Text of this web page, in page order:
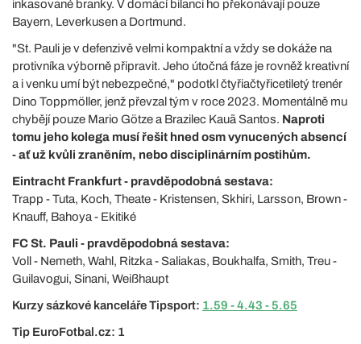
inkasované branky. V domácí bilanci ho překonávají pouze
Bayern, Leverkusen a Dortmund.
"St. Pauli je v defenzivě velmi kompaktní a vždy se dokáže na
protivníka výborně připravit. Jeho útočná fáze je rovněž kreativní
a i venku umí být nebezpečné," podotkl čtyřiačtyřicetiletý trenér
Dino Toppmöller, jenž převzal tým v roce 2023. Momentálně mu
chybějí pouze Mario Götze a Brazilec Kauã Santos. Naproti
tomu jeho kolega musí řešit hned osm vynucených absencí
- ať už kvůli zraněním, nebo disciplinárním postihům.
Eintracht Frankfurt - pravděpodobná sestava:
Trapp - Tuta, Koch, Theate - Kristensen, Skhiri, Larsson, Brown -
Knauff, Bahoya - Ekitiké
FC St. Pauli - pravděpodobná sestava:
Voll - Nemeth, Wahl, Ritzka - Saliakas, Boukhalfa, Smith, Treu -
Guilavogui, Sinani, Weißhaupt
Kurzy sázkové kanceláře Tipsport: 1.59 - 4.43 - 5.65
Tip EuroFotbal.cz: 1